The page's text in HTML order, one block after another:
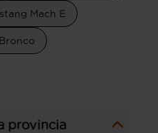
Mach E
provincia